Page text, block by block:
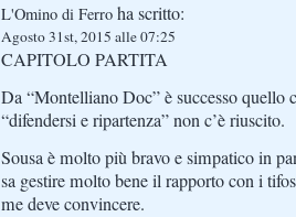
L'Omino di Ferro ha scritto:
Agosto 31st, 2015 alle 07:25
CAPITOLO PARTITA
Da “Montelliano Doc” è successo
“difendersi e ripartenza” non c’è riuscito.
Sousa è molto più bravo e simpatico in
sa gestire molto bene il rapporto con i
me deve convincere.